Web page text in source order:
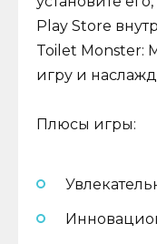
Play Store
Toilet Monster:
игру и
Плюсы игры: